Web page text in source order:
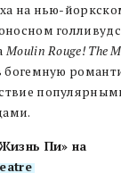
на нью-
Moulin Rouge! The
богемную
Пи» на